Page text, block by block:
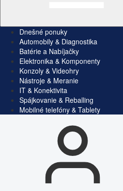
Dnešné ponuky
Automobily & Diagnostika
Batérie a Nabíjačky
Elektronika & Komponenty
Konzoly & Videohry
Nástroje & Meranie
IT & Konektivita
Spájkovanie & Reballing
Mobilné telefóny & Tablety